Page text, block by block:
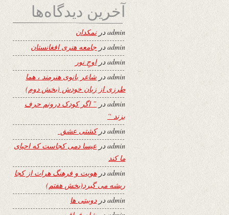
آخرین دیدگاه‌ها
adminدرنمکدان
adminدر جامعه هنری افغانستان
adminدراوجِ نور
adminدر شاعر بانوی هنرمند ، هما
طرزی از زبان خودش (بخش دوم)
adminدر ” اگر کودک درونم حرف
بزند “
adminدرکشتی عشق
adminدر عیسا دمی کجاست که احیای
ما کند
adminدر هویت و فرهنگ هرات از کجا
ریشه می گیرد(بخش هفتم)
adminدردوبیتی ها